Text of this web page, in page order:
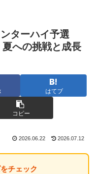
ターハイ予選
への挑戦と成長
はてブ
コピー
2026.06.22 2026.07.12
チェック